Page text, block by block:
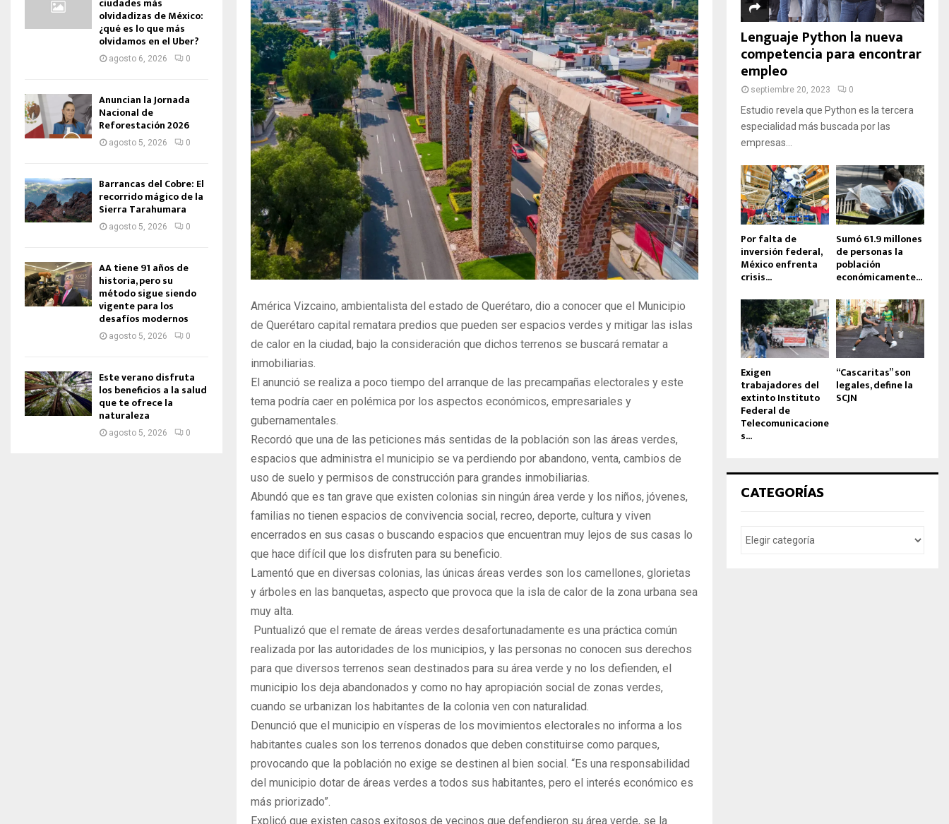
América Vizcaino, ambientalista del estado de Querétaro, dio a conocer que el Municipio
de Querétaro capital rematara predios que pueden ser espacios verdes y mitigar las islas
de calor en la ciudad, bajo la consideración que dichos terrenos se buscará rematar a
inmobiliarias.
El anunció se realiza a poco tiempo del arranque de las precampañas electorales y este
tema podría caer en polémica por los aspectos económicos, empresariales y
gubernamentales.
Recordó que una de las peticiones más sentidas de la población son las áreas verdes,
espacios que administra el municipio se va perdiendo por abandono, venta, cambios de
uso de suelo y permisos de construcción para grandes inmobiliarias.
Abundó que es tan grave que existen colonias sin ningún área verde y los niños, jóvenes,
familias no tienen espacios de convivencia social, recreo, deporte, cultura y viven
encerrados en sus casas o buscando espacios que encuentran muy lejos de sus casas lo
que hace difícil que los disfruten para su beneficio.
Lamentó que en diversas colonias, las únicas áreas verdes son los camellones, glorietas
y árboles en las banquetas, aspecto que provoca que la isla de calor de la zona urbana sea
muy alta.
Puntualizó que el remate de áreas verdes desafortunadamente es una práctica común
realizada por las autoridades de los municipios, y las personas no conocen sus derechos
para que diversos terrenos sean destinados para su área verde y no los defienden, el
municipio los deja abandonados y como no hay apropiación social de zonas verdes,
cuando se urbanizan los habitantes de la colonia ven con naturalidad.
Denunció que el municipio en vísperas de los movimientos electorales no informa a los
habitantes cuales son los terrenos donados que deben constituirse como parques,
provocando que la población no exige se destinen al bien social. “Es una responsabilidad
del municipio dotar de áreas verdes a todos sus habitantes, pero el interés económico es
más priorizado”.
Explicó que existen casos exitosos de vecinos que defendieron su área verde, se la
olvidadizas de México:
¿qué es lo que más
olvidamos en el Uber?
agosto 6, 2026 0
Anuncian la Jornada
Nacional de
Reforestación 2026
agosto 5, 2026 0
Barrancas del Cobre: El
recorrido mágico de la
Sierra Tarahumara
agosto 5, 2026 0
AA tiene 91 años de
historia, pero su
método sigue siendo
vigente para los
desafíos modernos
agosto 5, 2026 0
Este verano disfruta
los beneficios a la salud
que te ofrece la
naturaleza
agosto 5, 2026 0
Lenguaje Python la nueva
competencia para encontrar
empleo
septiembre 20, 2023 0
Estudio revela que Python es la tercera
especialidad más buscada por las
empresas...
Por falta de
inversión federal,
México enfrenta
crisis...
Sumó 61.9 millones
de personas la
población
económicamente...
Exigen
trabajadores del
extinto Instituto
Federal de
Telecomunicacione
s...
“Cascaritas” son
legales, define la
SCJN
CATEGORÍAS